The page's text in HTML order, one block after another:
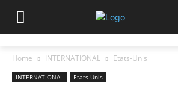
Home INTERNATIONAL Etats-Unis
INTERNATIONAL Etats-Unis